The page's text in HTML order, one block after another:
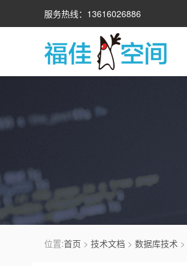
服务热线：13616026886
位置:首页 > 技术文档 > 数据库技术 >